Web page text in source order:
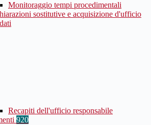
Monitoraggio tempi procedimentali
sostitutive e acquisizione d'ufficio
Recapiti dell'ufficio responsabile
920